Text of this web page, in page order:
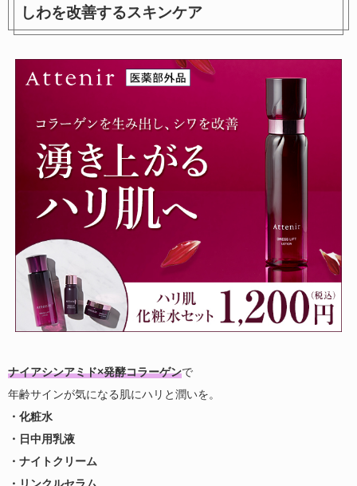
しわを改善するスキンケア
ナイアシンアミド×発酵コラーゲンで
年齢サインが気になる肌にハリと潤いを。
・化粧水
・日中用乳液
・ナイトクリーム